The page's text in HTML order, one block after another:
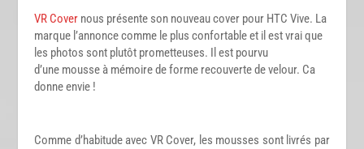
VR Cover nous présente son nouveau cover pour HTC Vive. La
marque l’annonce comme le plus confortable et il est vrai que
les photos sont plutôt prometteuses. Il est pourvu
d’une mousse à mémoire de forme recouverte de velour. Ca
donne envie !
Comme d’habitude avec VR Cover, les mousses sont livrés par